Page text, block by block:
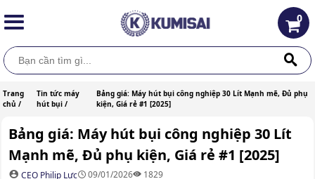
0
Trang
chủ /
Tin tức máy
hút bụi /
Bảng giá: Máy hút bụi công nghiệp 30 Lít Mạnh mẽ, Đủ phụ
kiện, Giá rẻ #1 [2025]
Bảng giá: Máy hút bụi công nghiệp 30 Lít
Mạnh mẽ, Đủ phụ kiện, Giá rẻ #1 [2025]
CEO Philip Lực 09/01/2026 1829